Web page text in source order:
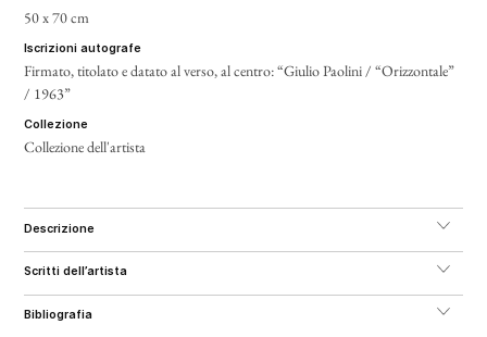
50 x 70 cm
iscrizioni autografe
Firmato, titolato e datato al verso, al centro: “Giulio Paolini / “Orizzontale”
/ 1963”
collezione
Collezione dell'artista
descrizione
scritti dell’artista
bibliografia